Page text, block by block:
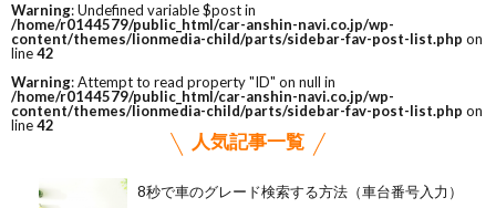
Warning: Undefined variable $post in
/home/r0144579/public_html/car-anshin-navi.co.jp/wp-
content/themes/lionmedia-child/parts/sidebar-fav-post-list.php on
line42
Warning: Attempt to read property "ID" on null in
/home/r0144579/public_html/car-anshin-navi.co.jp/wp-
content/themes/lionmedia-child/parts/sidebar-fav-post-list.php on
line42
人気記事一覧
8秒で車のグレード検索する方法（車台番号入力）